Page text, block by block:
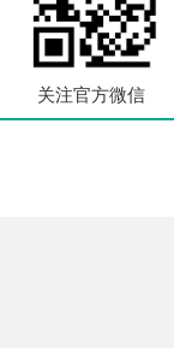
关注官方微信